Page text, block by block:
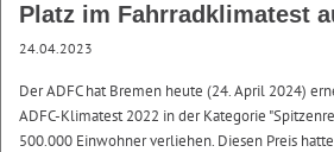
Platz im Fahrradklimatest
24.04.2023
Der ADFC hat Bremen heute (24. April 2024)
ADFC-Klimatest 2022 in der Kategorie
500.000 Einwohner verliehen. Diesen Preis